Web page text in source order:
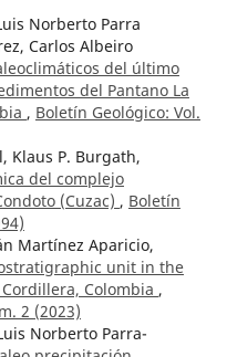
Norberto Parra
Carlos Albeiro
del último
del Pantano La
, Boletín Geológico: Vol.
Klaus P. Burgath,
del complejo
(Cuzac) , Boletín
Martínez Aparicio,
unit in the
Colombia ,
2 (2023)
Norberto Parra-